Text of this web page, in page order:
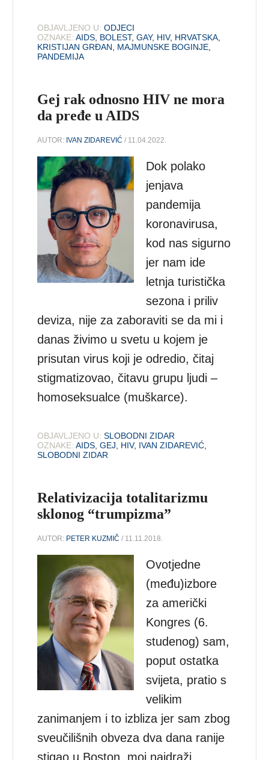
OBJAVLJENO U: ODJECI
OZNAKE: AIDS BOLEST,GAY, HIV, HRVATSKA
KRISTIJAN GRĐAN
MAJMUNSKE BOGINJE
PANDEMIJA
Gej rak odnosno HIV ne mora
da pređe u AIDS
AUTOR: IVAN ZIDAREVIĆ / 11.04.2022.
Dok polako
jenjava
pandemija
koronavirusa,
kod nas sigurno
jer nam ide
letnja turistička
sezona i priliv
deviza, nije za zaboraviti se da mi i
danas živimo u svetu u kojem je
prisutan virus koji je odredio, čitaj
stigmatizovao, čitavu grupu ljudi –
homoseksualce (muškarce).
OBJAVLJENO U: SLOBODNI ZIDAR
OZNAKE: AIDS ,GEJ HIV, IVAN ZIDAREVIĆ
SLOBODNI ZIDAR
Relativizacija totalitarizmu
sklonog “trumpizma”
AUTOR: PETER KUZMIČ / 11.11.2018.
Ovotjedne
(među)izbore
za američki
Kongres (6.
studenog) sam,
poput ostatka
svijeta, pratio s
velikim
zanimanjem i to izbliza jer sam zbog
sveučilišnih obveza dva dana ranije
stigao u Boston, moj najdraži